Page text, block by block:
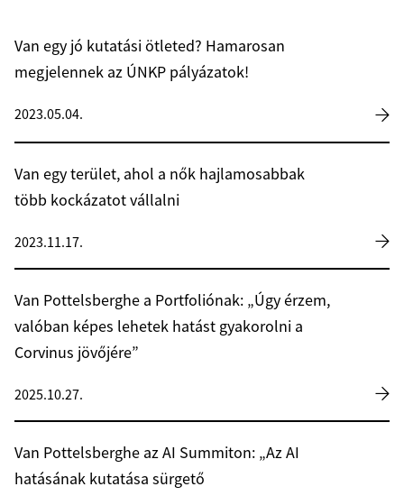
Van egy jó kutatási ötleted? Hamarosan
megjelennek az ÚNKP pályázatok!
2023.05.04.
Van egy terület, ahol a nők hajlamosabbak
több kockázatot vállalni
2023.11.17.
Van Pottelsberghe a Portfoliónak: „Úgy érzem,
valóban képes lehetek hatást gyakorolni a
Corvinus jövőjére”
2025.10.27.
Van Pottelsberghe az AI Summiton: „Az AI
hatásának kutatása sürgető